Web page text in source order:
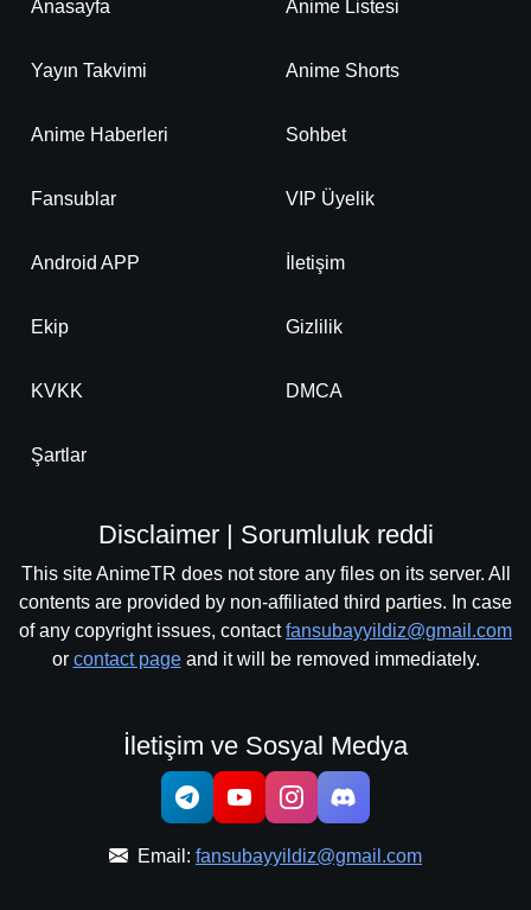
Anasayfa Anime Listesi
Yayın Takvimi Anime Shorts
Anime Haberleri Sohbet
Fansublar VIP Üyelik
Android APP İletişim
Ekip Gizlilik
KVKK DMCA
Şartlar
Disclaimer | Sorumluluk reddi
This site AnimeTR does not store any files on its server. All
contents are provided by non-affiliated third parties. In case
of any copyright issues, contactfansubayyildiz@gmail.com
or contact pageand it will be removed immediately.
İletişim ve Sosyal Medya
Email: fansubayyildiz@gmail.com